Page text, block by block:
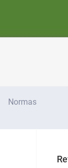
Normas